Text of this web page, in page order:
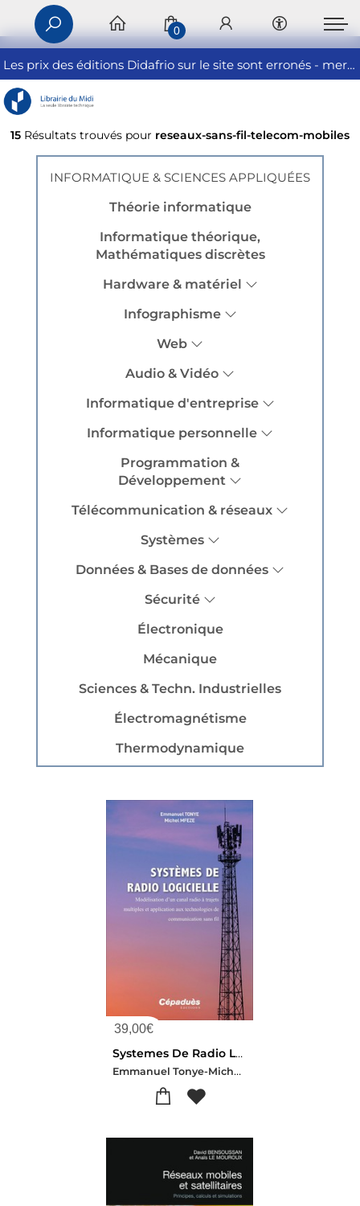
Les prix des éditions Didafrio sur le site sont erronés - merci de nous contacter
0
15 Résultats trouvés pour reseaux-sans-fil-telecom-mobiles
INFORMATIQUE & SCIENCES APPLIQUÉES
Théorie informatique
Informatique théorique,
Mathématiques discrètes
Hardware & matériel
Infographisme
Web
Audio & Vidéo
Informatique d'entreprise
Informatique personnelle
Programmation &
Développement
Télécommunication & réseaux
Systèmes
Données & Bases de données
Sécurité
Électronique
Mécanique
Sciences & Techn. Industrielles
Électromagnétisme
Thermodynamique
39,00€
Systemes De Radio Logicielle : Modelisation D'un Canal Radio A Trajets Multiples Et Application Aux Technologies De Communication Sans Fil
Emmanuel Tonye-Michel Mfeze